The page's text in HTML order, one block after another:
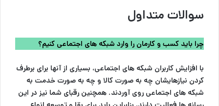
سوالات متداول
چرا باید کسب و کارمان را وارد شبکه های اجتماعی کنیم؟
با افزایش کاربران شبکه های اجتماعی، بسیاری از آنها برای برطرف
کردن نیازهایشان چه به صورت کالا و چه به صورت خدمت به
شبکه های اجتماعی روی آوردند. همچنین رقبای شما نیز در این